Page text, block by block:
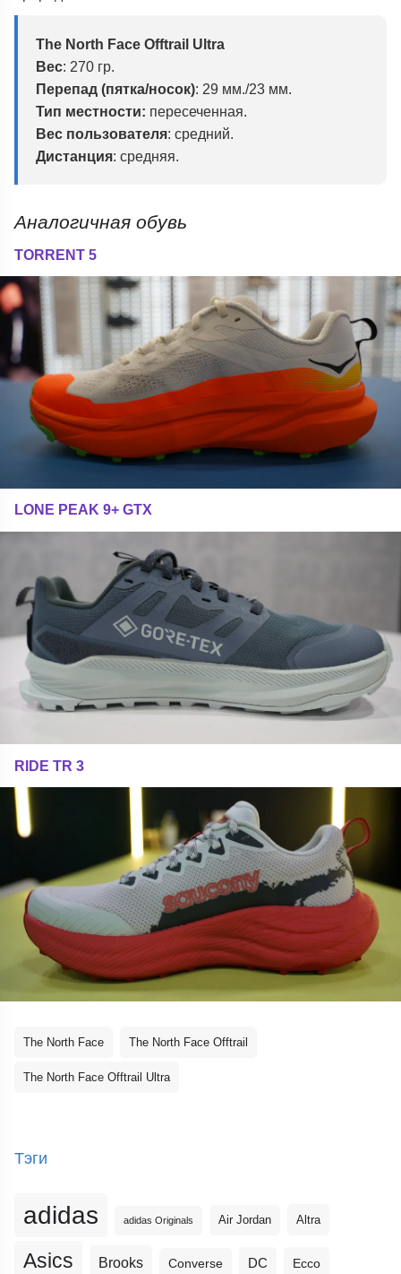
The North Face Offtrail Ultra
Вес: 270 гр.
Перепад (пятка/носок): 29 мм./23 мм.
Тип местности: пересеченная.
Вес пользователя: средний.
Дистанция: средняя.
Аналогичная обувь
TORRENT 5
LONE PEAK 9+ GTX
RIDE TR 3
The North Face The North Face Offtrail
The North Face Offtrail Ultra
Тэги
adidas adidas Originals Air Jordan Altra
Asics Brooks Converse DC Ecco